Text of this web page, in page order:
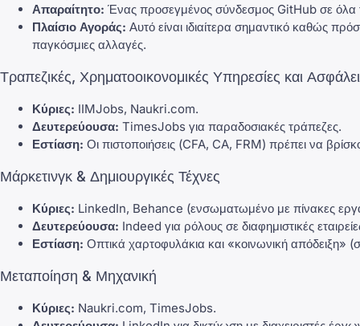
Απαραίτητο: Ένας προσεγμένος σύνδεσμος GitHub σε όλα
Πλαίσιο Αγοράς: Αυτό είναι ιδιαίτερα σημαντικό καθώς
παγκόσμιες αλλαγές.
Τραπεζικές, Χρηματοοικονομικές Υπηρεσίες και
Κύριες: IIMJobs, Naukri.com.
Δευτερεύουσα: TimesJobs για παραδοσιακές τράπεζες.
Εστίαση: Οι πιστοποιήσεις (CFA, CA, FRM) πρέπει να
Μάρκετινγκ & Δημιουργικές Τέχνες
Κύριες: LinkedIn, Behance (ενσωματωμένο με πίνακες
Δευτερεύουσα: Indeed για ρόλους σε διαφημιστικές
Εστίαση: Οπτικά χαρτοφυλάκια και «κοινωνική απόδειξη»
Μεταποίηση & Μηχανική
Κύριες: Naukri.com, TimesJobs.